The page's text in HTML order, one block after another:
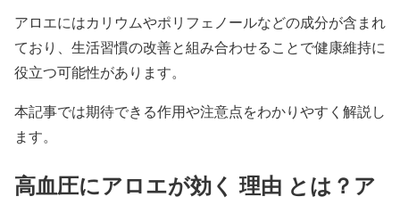
アロエにはカリウムやポリフェノールなどの成分が含まれ
ており、生活習慣の改善と組み合わせることで健康維持に
役立つ可能性があります。
本記事では期待できる作用や注意点をわかりやすく解説し
ます。
高血圧にアロエが効く 理由 とは？ア